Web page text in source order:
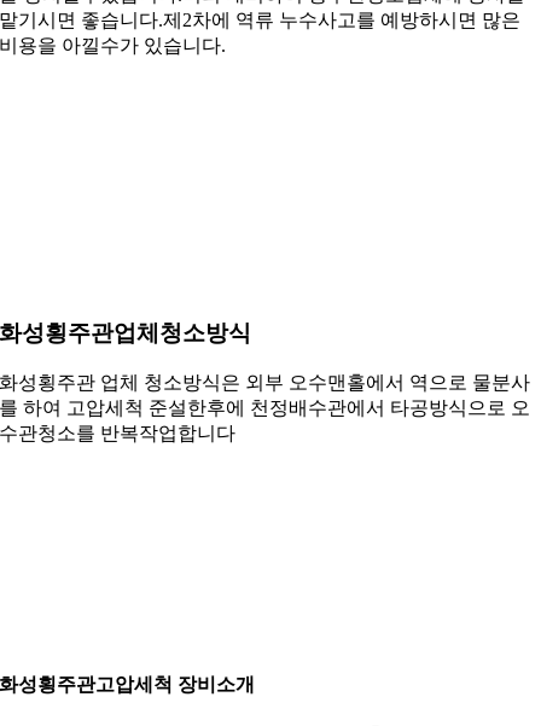
맡기시면 좋습니다.제2차에 역류 누수사고를 예방하시면 많은
비용을 아낄수가 있습니다.
화성횡주관업체청소방식
화성횡주관 업체 청소방식은 외부 오수맨홀에서 역으로 물분사
를 하여 고압세척 준설한후에 천정배수관에서 타공방식으로 오
수관청소를 반복작업합니다
화성횡주관고압세척 장비소개